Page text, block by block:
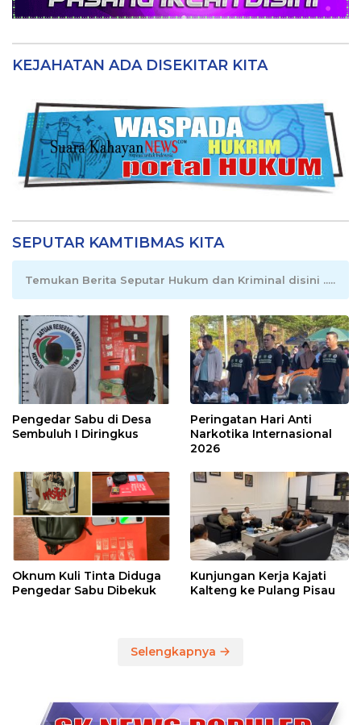
KEJAHATAN ADA DISEKITAR KITA
SEPUTAR KAMTIBMAS KITA
Temukan Berita Seputar Hukum dan Kriminal disini .....
Pengedar Sabu di Desa
Sembuluh I Diringkus
Peringatan Hari Anti
Narkotika Internasional
2026
Oknum Kuli Tinta Diduga
Pengedar Sabu Dibekuk
Kunjungan Kerja Kajati
Kalteng ke Pulang Pisau
Selengkapnya